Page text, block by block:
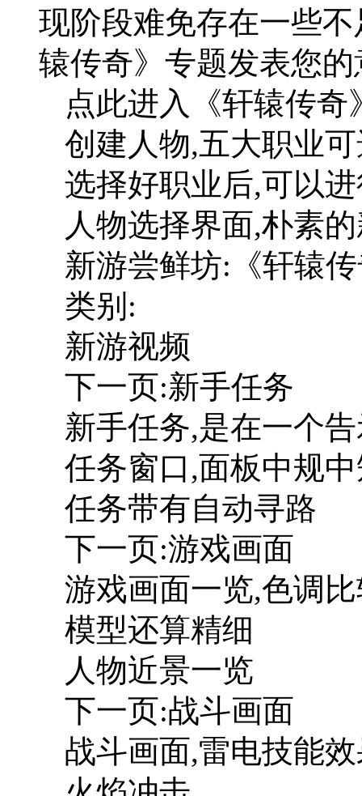
现阶段难免存在一些
辕传奇》专题发表您
点此进入《轩辕传奇
创建人物,五大职业
选择好职业后,可以
人物选择界面,朴素
新游尝鲜坊:《轩辕
类别:
新游视频
下一页:新手任务
新手任务,是在一个
任务窗口,面板中规
任务带有自动寻路
下一页:游戏画面
游戏画面一览,色调
模型还算精细
人物近景一览
下一页:战斗画面
战斗画面,雷电技能